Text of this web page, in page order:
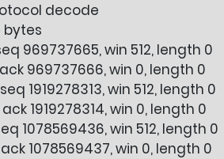
decode
bytes
seq 969737665, win 512, length 0
ack 969737666, win 0, length 0
seq 1919278313, win 512, length 0
ack 1919278314, win 0, length 0
seq 1078569436, win 512, length 0
ack 1078569437, win 0, length 0